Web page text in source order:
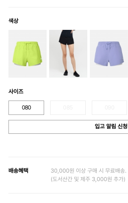
색상
사이즈
080
입고 알림 신청
배송혜택
30,000원 이상 구매 시 무료배송.
(도서산간 및 제주 3,000원 추가)